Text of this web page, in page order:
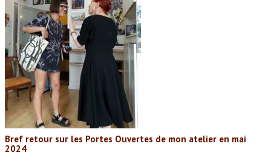
Bref retour sur les Portes Ouvertes de mon atelier en mai
2024